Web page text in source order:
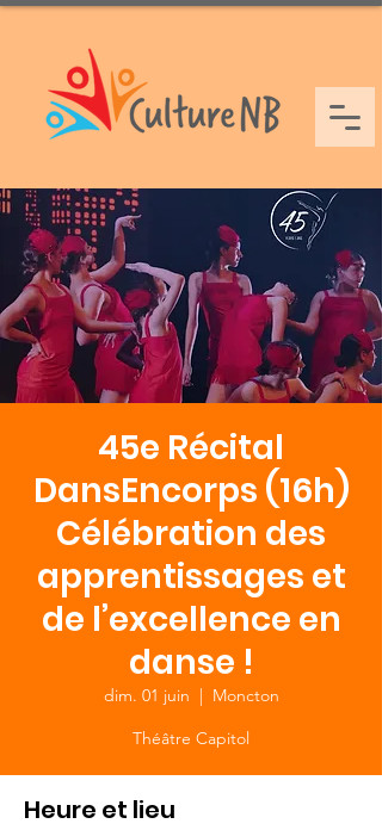
45e Récital
DansEncorps (16h)
Célébration des
apprentissages et
de l’excellence en
danse !
dim. 01 juin
  |
Moncton
Théâtre Capitol
Heure et lieu